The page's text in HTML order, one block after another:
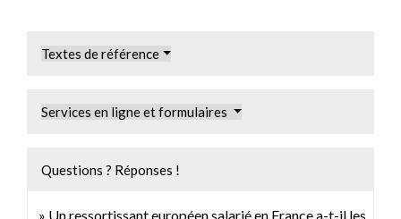
Textes de référence
Services en ligne et formulaires
Questions ? Réponses !
Un ressortissant européen salarié en France a-t-il les